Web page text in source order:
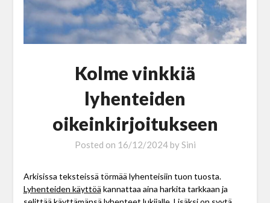
Kolme vinkkiä
lyhenteiden
oikeinkirjoitukseen
Posted on 16/12/2024by Sini
Arkisissa teksteissä törmää lyhenteisiin tuon tuosta.
Lyhenteiden käyttöä kannattaa aina harkita tarkkaan ja